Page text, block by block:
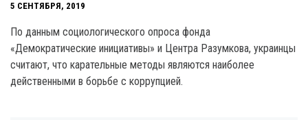
5 СЕНТЯБРЯ, 2019
По данным социологического опроса фонда
«Демократические инициативы» и Центра Разумкова, украинцы
считают, что карательные методы являются наиболее
действенными в борьбе с коррупцией.